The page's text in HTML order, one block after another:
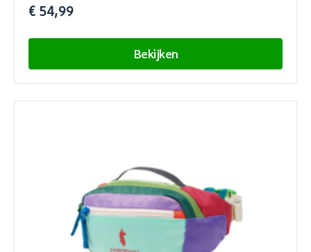
€ 54,99
Bekijken